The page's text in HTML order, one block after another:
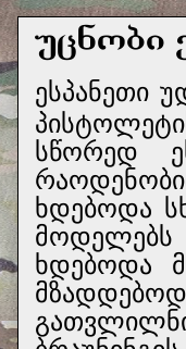
უცნობი
ესპანეთი
სწორედ
ხდებოდა
ხდებოდა
გათვლილნი